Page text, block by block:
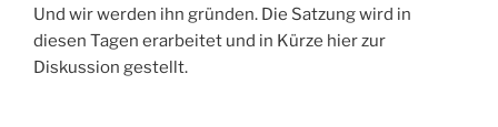
Und wir werden ihn gründen. Die Satzung wird in
diesen Tagen erarbeitet und in Kürze hier zur
Diskussion gestellt.